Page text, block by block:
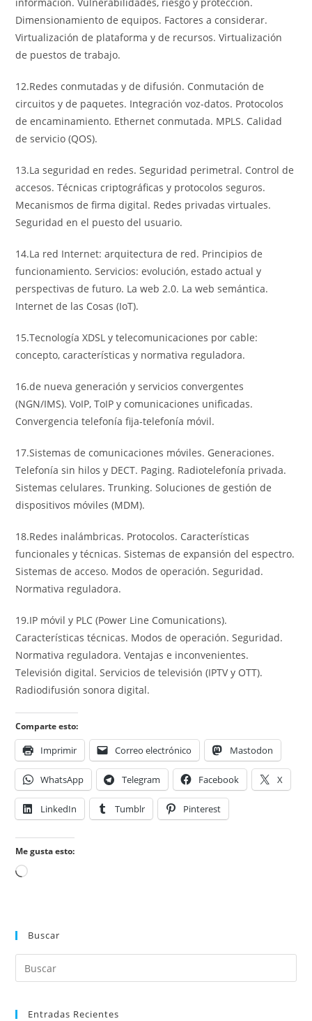
Dimensionamiento de equipos. Factores a considerar.
Virtualización de plataforma y de recursos. Virtualización
de puestos de trabajo.
12.Redes conmutadas y de difusión. Conmutación de
circuitos y de paquetes. Integración voz-datos. Protocolos
de encaminamiento. Ethernet conmutada. MPLS. Calidad
de servicio (QOS).
13.La seguridad en redes. Seguridad perimetral. Control de
accesos. Técnicas criptográficas y protocolos seguros.
Mecanismos de firma digital. Redes privadas virtuales.
Seguridad en el puesto del usuario.
14.La red Internet: arquitectura de red. Principios de
funcionamiento. Servicios: evolución, estado actual y
perspectivas de futuro. La web 2.0. La web semántica.
Internet de las Cosas (IoT).
15.Tecnología XDSL y telecomunicaciones por cable:
concepto, características y normativa reguladora.
16.de nueva generación y servicios convergentes
(NGN/IMS). VoIP, ToIP y comunicaciones unificadas.
Convergencia telefonía fija-telefonía móvil.
17.Sistemas de comunicaciones móviles. Generaciones.
Telefonía sin hilos y DECT. Paging. Radiotelefonía privada.
Sistemas celulares. Trunking. Soluciones de gestión de
dispositivos móviles (MDM).
18.Redes inalámbricas. Protocolos. Características
funcionales y técnicas. Sistemas de expansión del espectro.
Sistemas de acceso. Modos de operación. Seguridad.
Normativa reguladora.
19.IP móvil y PLC (Power Line Comunications).
Características técnicas. Modos de operación. Seguridad.
Normativa reguladora. Ventajas e inconvenientes.
Televisión digital. Servicios de televisión (IPTV y OTT).
Radiodifusión sonora digital.
Comparte esto:
Imprimir Correo electrónico Mastodon
WhatsApp Telegram Facebook X
LinkedIn Tumblr Pinterest
Me gusta esto:
Cargando...
Buscar
Entradas Recientes